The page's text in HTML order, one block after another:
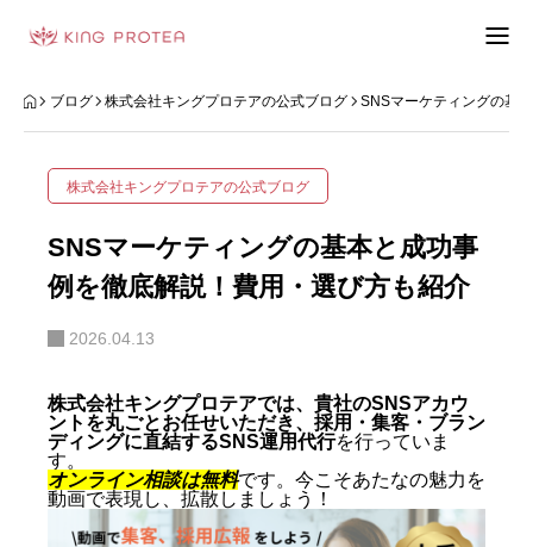
会社概要
利用規約
お問い合わせフォーム
お客様の声
動画制作事例
ブログ 株式会社キングプロテアの公式ブログ SNSマーケティングの基
株式会社キングプロテアの公式ブログ
SNSマーケティングの基本と成功事
例を徹底解説！費用・選び方も紹介
2026.04.13
株式会社キングプロテアでは、貴社のSNSアカウ
ントを丸ごとお任せいただき、採用・集客・ブラン
ディングに直結するSNS運用代行を行っていま
す。
オンライン相談は無料です。今こそあたなの魅力を
動画で表現し、拡散しましょう！